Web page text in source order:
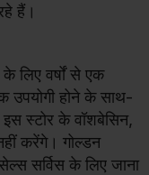
हैं।
के लिए वर्षों से एक
उपयोगी होने के साथ-
स्टोर के वॉशबेसिन,
करेंगे। गोल्डन
सर्विस के लिए जाना